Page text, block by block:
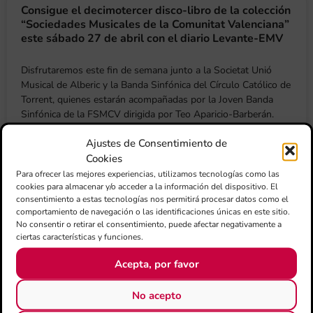
Ajustes de Consentimiento de
Cookies
Para ofrecer las mejores experiencias, utilizamos tecnologías como las
cookies para almacenar y/o acceder a la información del dispositivo. El
consentimiento a estas tecnologías nos permitirá procesar datos como el
comportamiento de navegación o las identificaciones únicas en este sitio.
No consentir o retirar el consentimiento, puede afectar negativamente a
ciertas características y funciones.
Acepta, por favor
No acepto
Consigue el decimotercer disco-libro de la colección
“Sociedades Musicales de la Comunitat Valenciana”
este sábado 27 de abril con el diario Levante-EMV
Disfrutaremos este fin de semana junto a la Societat Unió
Musical de Alberic y la Banda Sinfónica del Círculo Católico de
Torrent, quienes estarán acompañadas por la Joven Banda
Sinfónica de la FSMCV dirigida por Teo Aparicio-Barberán.
A la venta el duodécimo disco-libro de la colección
“Sociedades Musicales de la Comunitat Valenciana”
este sábado 20 de abril con el diario Levante-EMV
El Ateneu Musical Schola Cantorum de la Vall d’Uixó, la Unió
dirigida por Teo Aparici Barberán, protagonistas de este
ejemplar.